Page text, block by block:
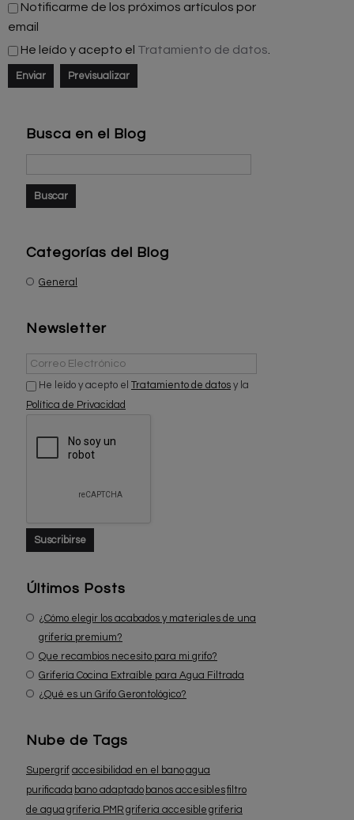
Busca en el Blog
Categorías del Blog
General
Newsletter
He leído y acepto el Tratamiento de datos y la
Política de Privacidad
Últimos Posts
¿Cómo elegir los acabados y materiales de una
grifería premium?
Que recambios necesito para mi grifo?
Grifería Cocina Extraíble para Agua Filtrada
¿Qué es un Grifo Gerontológico?
Nube de Tags
Supergrif accesibilidad en el banoagua
purificada bano adaptado banos accesiblesfiltro
de agua griferia PMR griferia accesible griferia
Notificarme de los próximos artículos por
email
He leído y acepto el Tratamiento de datos